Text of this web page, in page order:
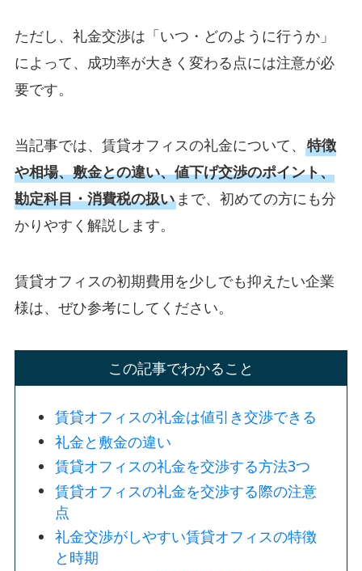
ただし、礼金交渉は「いつ・どのように行うか」
によって、成功率が大きく変わる点には注意が必
要です。
当記事では、賃貸オフィスの礼金について、 特徴
や相場、敷金との違い、値下げ交渉のポイント、
勘定科目・消費税の扱いまで、初めての方にも分
かりやすく解説します。
賃貸オフィスの初期費用を少しでも抑えたい企業
様は、ぜひ参考にしてください。
この記事でわかること
賃貸オフィスの礼金は値引き交渉できる
礼金と敷金の違い
賃貸オフィスの礼金を交渉する方法3つ
賃貸オフィスの礼金を交渉する際の注意
点
礼金交渉がしやすい賃貸オフィスの特徴
と時期